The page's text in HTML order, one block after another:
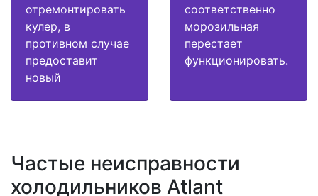
отремонтировать
кулер, в
противном случае
предоставит
новый
соответственно
морозильная
перестает
функционировать.
Частые неисправности
холодильников Atlant